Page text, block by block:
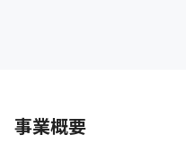
事業概要